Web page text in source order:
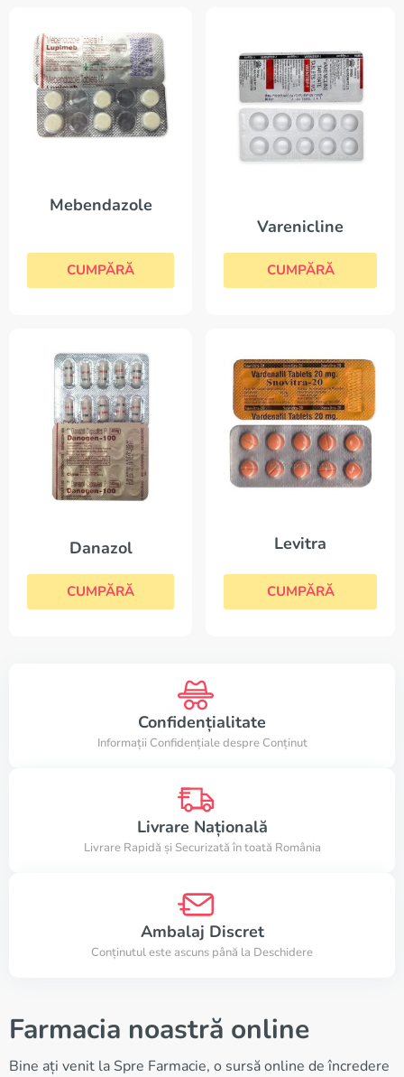
Confidențialitate
Informații Confidențiale despre Conținut
Livrare Națională
Livrare Rapidă și Securizată în toată România
Ambalaj Discret
Conținutul este ascuns până la Deschidere
Farmacia noastră online
Bine ați venit la Spre Farmacie, o sursă online de încredere
Mebendazole
CUMPĂRĂ
Varenicline
CUMPĂRĂ
Danazol
CUMPĂRĂ
Levitra
CUMPĂRĂ